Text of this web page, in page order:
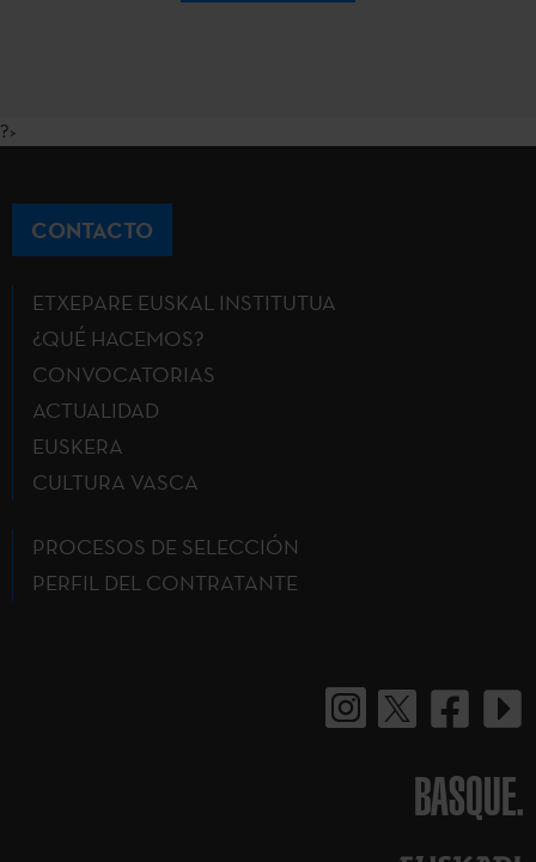
?>
CONTACTO
ETXEPARE EUSKAL INSTITUTUA
¿QUÉ HACEMOS?
CONVOCATORIAS
ACTUALIDAD
EUSKERA
CULTURA VASCA
PROCESOS DE SELECCIÓN
PERFIL DEL CONTRATANTE
BASQUE.